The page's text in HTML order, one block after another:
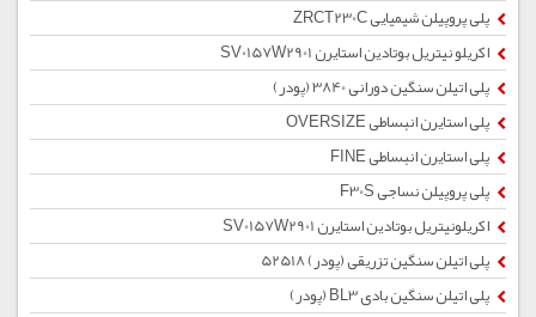
پلی پروپیلن شیمیایی ZRCT230C
اکریلو نیتریل بوتادین استایرن SV0157W2901
پلی اتیلن سنگین دورانی 3840 (پودر)
پلی استایرن انبساطی OVERSIZE
پلی استایرن انبساطی FINE
پلی پروپیلن نساجی F30S
اکریلونیتریل بوتادین استایرن SV0157W2901
پلی اتیلن سنگین تزریقی (پودر) 52518
پلی اتیلن سنگین بادی BL3 (پودر)